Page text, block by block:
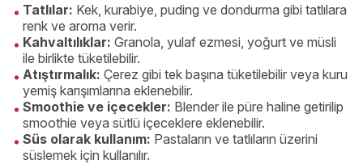
Tatlılar: Kek, kurabiye, puding ve dondurma gibi tatlılara
renk ve aroma verir.
Kahvaltılıklar: Granola, yulaf ezmesi, yoğurt ve müsli
ile birlikte tüketilebilir.
Atıştırmalık: Çerez gibi tek başına tüketilebilir veya kuru
yemiş karışımlarına eklenebilir.
Smoothie ve içecekler: Blender ile püre haline getirilip
smoothie veya sütlü içeceklere eklenebilir.
Süs olarak kullanım: Pastaların ve tatlıların üzerini
süslemek için kullanılır.